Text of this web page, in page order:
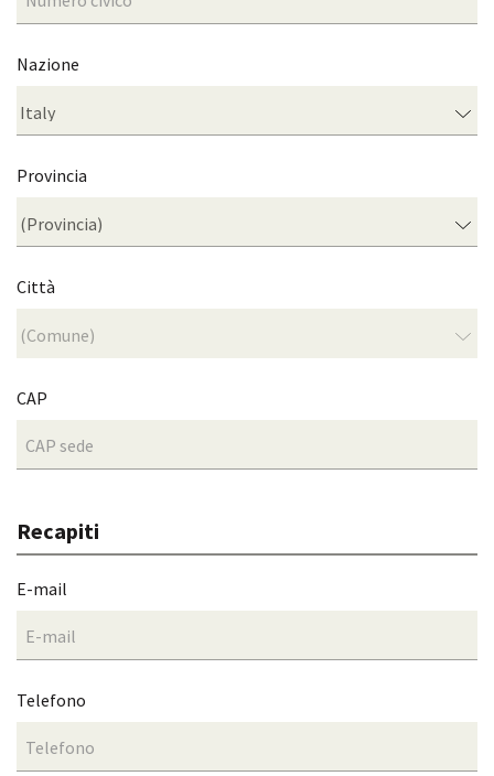
Nazione
Provincia
Città
CAP
Recapiti
E-mail
Telefono